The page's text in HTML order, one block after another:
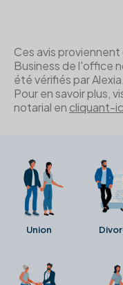
Ces avis
Business de l'office
été vérifiés par
Pour en savoir plus,
notarial en cliquant-
Union